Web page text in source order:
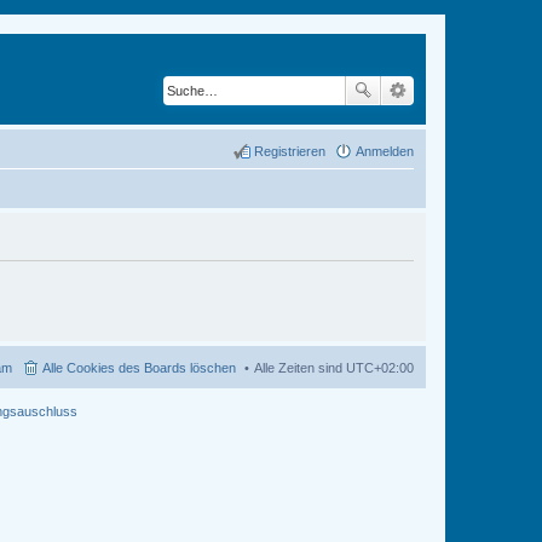
Anmelden
Registrieren
Alle Zeiten sind UTC+02:00
Alle Cookies des Boards löschen